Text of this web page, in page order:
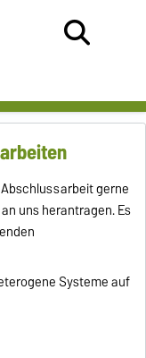
gerne
uns herantragen. Es
Systeme auf